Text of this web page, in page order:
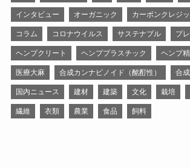
インタビュー オーガニック カーボンクレジッ
コラム コロナウイルス サステナブル プ
ヘンプクリート ヘンププラスチック ヘンプ
医療大麻 合成カンナビノイド（酩酊性） 合
国内ニュース 建材 建築 文化 栽培
繊維 衣類 農業 食品 飼料